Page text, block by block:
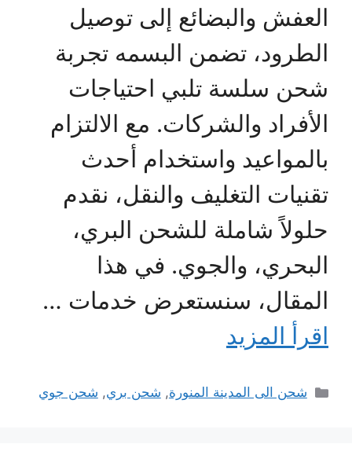
العفش والبضائع إلى توصيل
الطرود، تضمن البسمه تجربة
شحن سلسة تلبي احتياجات
الأفراد والشركات. مع الالتزام
بالمواعيد واستخدام أحدث
تقنيات التغليف والنقل، نقدم
حلولاً شاملة للشحن البري،
البحري، والجوي. في هذا
المقال، سنستعرض خدمات …
اقرأ المزيد
التصنيفات
شحن الى المدينة المنورة, شحن بري, شحن جوي